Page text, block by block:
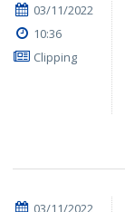
03/11/2022
10:36
Clipping
03/11/2022